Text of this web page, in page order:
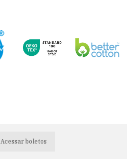
Acessar boletos